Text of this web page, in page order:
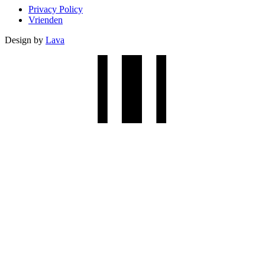
Privacy Policy
Vrienden
Design by Lava